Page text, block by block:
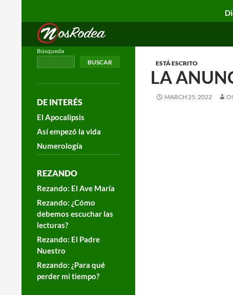
Nos Rodea
Search
ESTÁ ESCRITO
LA
MARCH 25, 2022
Búsqueda
BUSCAR
DE INTERÉS
El Apocalipsis
Así empezó la vida
Numerología
REZANDO
Rezando: El Ave María
Rezando: ¿Cómo
debemos escuchar las
lecturas?
Rezando: El Padre
Nuestro
Rezando: ¿Para qué
perder mi tiempo?